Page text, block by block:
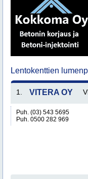
Lentokenttien
1. VITERA OY
Puh. (03) 543 5695
Puh. 0500 282 969